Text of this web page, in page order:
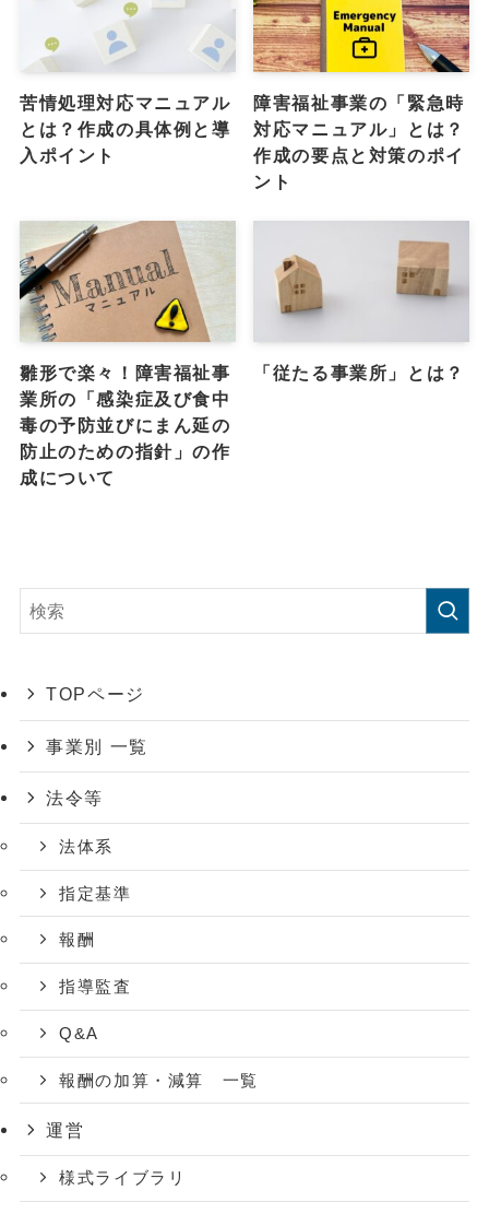
苦情処理対応マニュアル
とは？作成の具体例と導
入ポイント
障害福祉事業の「緊急時
対応マニュアル」とは？
作成の要点と対策のポイ
ント
雛形で楽々！障害福祉事
業所の「感染症及び食中
毒の予防並びにまん延の
防止のための指針」の作
成について
「従たる事業所」とは？
TOPページ
事業別 一覧
法令等
法体系
指定基準
報酬
指導監査
Q&A
報酬の加算・減算 一覧
運営
様式ライブラリ